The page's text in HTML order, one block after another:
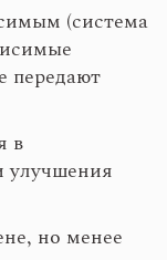
(система
передают
в
улучшения
но менее